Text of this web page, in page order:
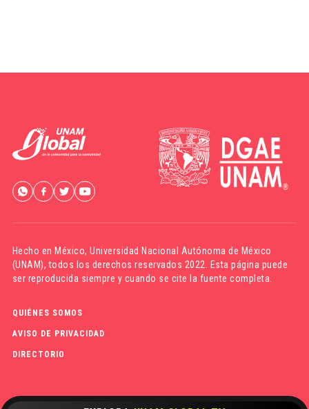
Hecho en México,Universidad Nacional Autónoma de México
(UNAM), todos los derechos reservados 2022. Esta página puede
ser reproducida siempre y cuando se cite la fuente completa.
QUIÉNES SOMOS
AVISO DE PRIVACIDAD
DIRECTORIO